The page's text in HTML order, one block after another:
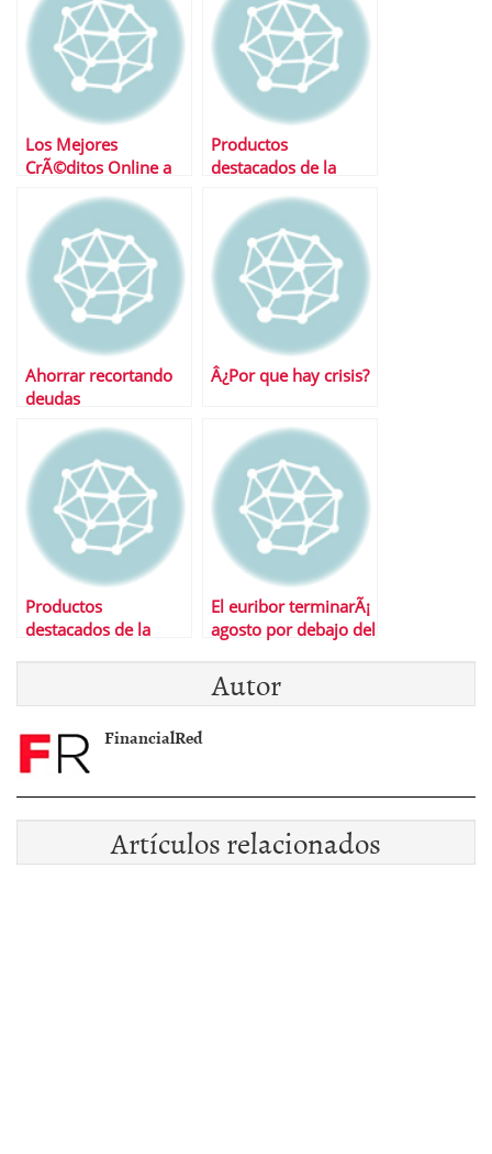
Los Mejores
CrÃ©ditos Online a
Productos
destacados de la
Ahorrar recortando
deudas
Â¿Por que hay crisis?
Productos
destacados de la
El euribor terminarÃ¡
agosto por debajo del
en su historia
Autor
FinancialRed
Artículos relacionados